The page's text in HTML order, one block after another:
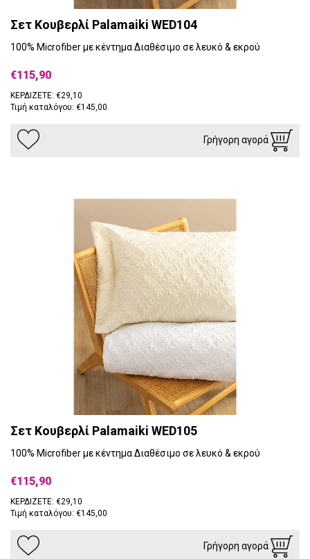
Σετ Κουβερλί Palamaiki WED104
100% Microfiber με κέντημα Διαθέσιμο σε λευκό & εκρού
€115,90
ΚΕΡΔΙΖΕΤΕ: €29,10
Τιμή καταλόγου: €145,00
Γρήγορη αγορά
Σετ Κουβερλί Palamaiki WED105
100% Microfiber με κέντημα Διαθέσιμο σε λευκό & εκρού
€115,90
ΚΕΡΔΙΖΕΤΕ: €29,10
Τιμή καταλόγου: €145,00
Γρήγορη αγορά